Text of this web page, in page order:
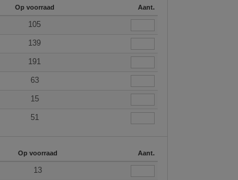
Op voorraad Aant.
105
139
191
63
15
51
Op voorraad Aant.
13